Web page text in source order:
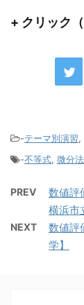
+ クリック
-テーマ別演習,
-不等式, 微分法
PREV
数値評
横浜市
NEXT
数値評
学】